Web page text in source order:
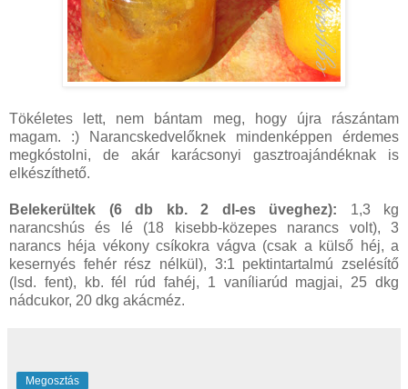
Tökéletes lett, nem bántam meg, hogy újra rászántam
magam. :) Narancskedvelőknek mindenképpen érdemes
megkóstolni, de akár karácsonyi gasztroajándéknak is
elkészíthető.
Belekerültek (6 db kb. 2 dl-es üveghez): 1,3 kg
narancshús és lé (18 kisebb-közepes narancs volt), 3
narancs héja vékony csíkokra vágva (csak a külső héj, a
kesernyés fehér rész nélkül), 3:1 pektintartalmú zselésítő
(lsd. fent), kb. fél rúd fahéj, 1 vaníliarúd magjai, 25 dkg
nádcukor, 20 dkg akácméz.
Megosztás